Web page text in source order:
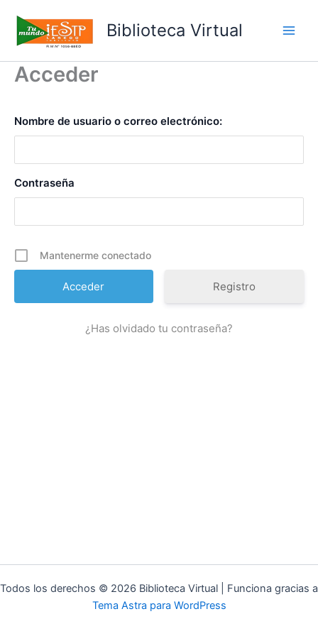
contenido
Biblioteca Virtual
Acceder
Nombre de usuario o correo electrónico:
Contraseña
Mantenerme conectado
Registro
¿Has olvidado tu contraseña?
Todos los derechos © 2026 Biblioteca Virtual | Funciona gracias a
Tema Astra para WordPress